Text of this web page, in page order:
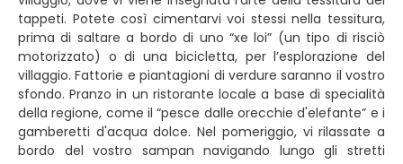
tappeti. Potete così cimentarvi voi stessi nella tessitura,
prima di saltare a bordo di uno “xe loi” (un tipo di risciò
motorizzato) o di una bicicletta, per l’esplorazione del
villaggio. Fattorie e piantagioni di verdure saranno il vostro
sfondo. Pranzo in un ristorante locale a base di specialità
della regione, come il “pesce dalle orecchie d'elefante” e i
gamberetti d'acqua dolce. Nel pomeriggio, vi rilassate a
bordo del vostro sampan navigando lungo gli stretti